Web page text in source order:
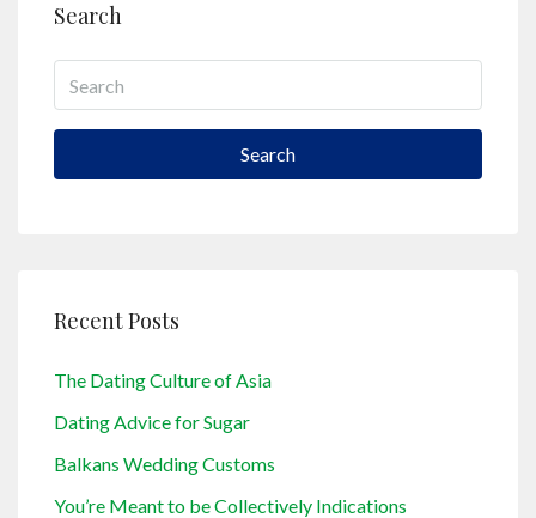
Search
Search
Recent Posts
The Dating Culture of Asia
Dating Advice for Sugar
Balkans Wedding Customs
You’re Meant to be Collectively Indications